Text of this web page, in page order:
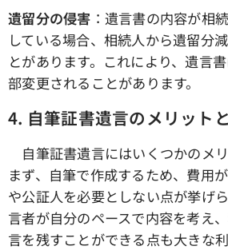
遺留分の侵害 ：遺言書の内容が相
している場合、相続人から遺留分
とがあります。これにより、遺言
部変更されることがあります。
4. 自筆証書遺言のメリット
自筆証書遺言にはいくつかのメリ
まず、自筆で作成するため、費用
や公証人を必要としない点が挙げ
言者が自分のペースで内容を考え
言を残すことができる点も大きな利